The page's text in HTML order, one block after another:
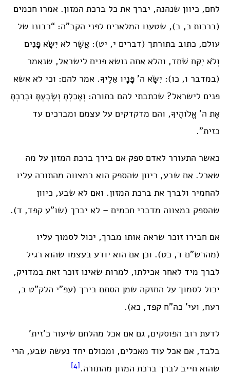
לחם, כיוון שנהנה, יברך את כל ברכת המזון. אמרו חכמים
(ברכות כ, ב), שטענו המלאכים לפני הקב”ה: “רבונו של
עולם, כתוב בתורתך (דברים י, יט): אֲשֶׁר לֹא יִשָּׂא פָנִים
וְלֹא יִקַּח שֹׁחַד, והלא אתה נושא פנים לישראל, שנאמר
(במדבר ו, כו): יִשָּׂא ה’ פָּנָיו אֵלֶיךָ. אמר להם: וכי לא אשא
פנים לישראל? שכתבתי להם בתורה: וְאָכַלְתָּ וְשָׂבָעְתָּ וּבֵרַכְתָּ
אֶת ה’ אֱלֹוהֶיךָ, והם מדקדקים על עצמם ומברכים עד
כזית”.
כאשר התעורר לאדם ספק אם בירך ברכת המזון על מה
שאכל. אם שבע, כיוון שהספק הוא במצווה מהתורה עליו
להחמיר ולברך את ברכת המזון. ואם לא שבע, כיוון
שהספק במצווה מדברי חכמים – לא יברך (שו”ע קפד, ד).
אם חבירו זוכר שראה אותו מברך, יכול לסמוך עליו
(מהרש”ם ד, כט). וכן אם הוא יודע בעצמו שהוא רגיל
לברך מיד לאחר אכילתו, למרות שאינו זוכר זאת במדויק,
יכול לסמוך על החזקה שמן הסתם בירך (עפ”י הלק”ט ב,
רעח, ועי’ כה”ח קפד, כא).
לדעת רוב הפוסקים, גם אם אכל מהלחם שיעור כ’זית’
בלבד, אם אכל עוד מאכלים, ומכולם יחד נעשה שבע, הרי
שהוא חייב לברך ברכת המזון מהתורה. [4]